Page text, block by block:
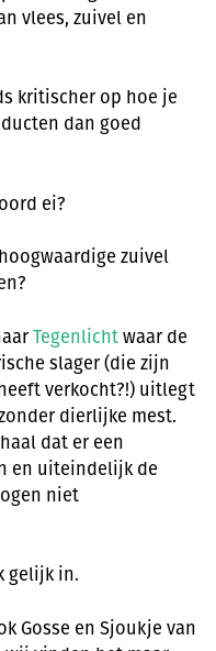
vlees, zuivel en
kritischer op hoe je
dan goed
ei?
zuivel
Tegenlichtwaar de
slager (die zijn
verkocht?!) uitlegt
dierlijke mest.
dat er een
en uiteindelijk de
niet
gelijk in.
Gosse en Sjoukje van